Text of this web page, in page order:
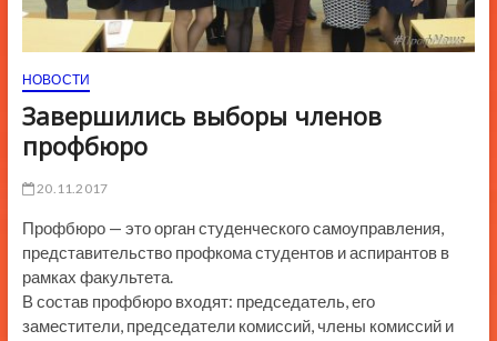
НОВОСТИ
Завершились выборы членов
профбюро
20.11.2017
Профбюро — это орган студенческого самоуправления,
представительство профкома студентов и аспирантов в
рамках факультета.
В состав профбюро входят: председатель, его
заместители, председатели комиссий, члены комиссий и